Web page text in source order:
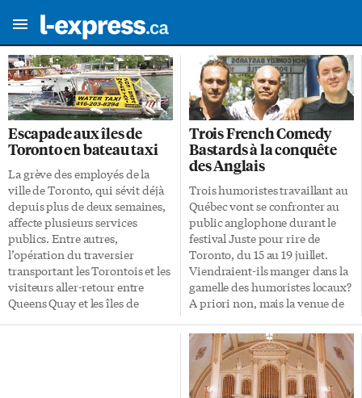
Escapade aux îles de
Toronto en bateau taxi
La grève des employés de la
ville de Toronto, qui sévit déjà
depuis plus de deux semaines,
affecte plusieurs services
publics. Entre autres,
l’opération du traversier
transportant les Torontois et les
visiteurs aller-retour entre
Queens Quay et les îles de
Trois French Comedy
Bastards à la conquête
des Anglais
Trois humoristes travaillant au
Québec vont se confronter au
public anglophone durant le
festival Juste pour rire de
Toronto, du 15 au 19 juillet.
Viendraient-ils manger dans la
gamelle des humoristes locaux?
A priori non, mais la venue de
plus est francophone, en
territoire anglophone n’est pas
toujours vue d’un bon œil. Le
surnom qu’on leur donne